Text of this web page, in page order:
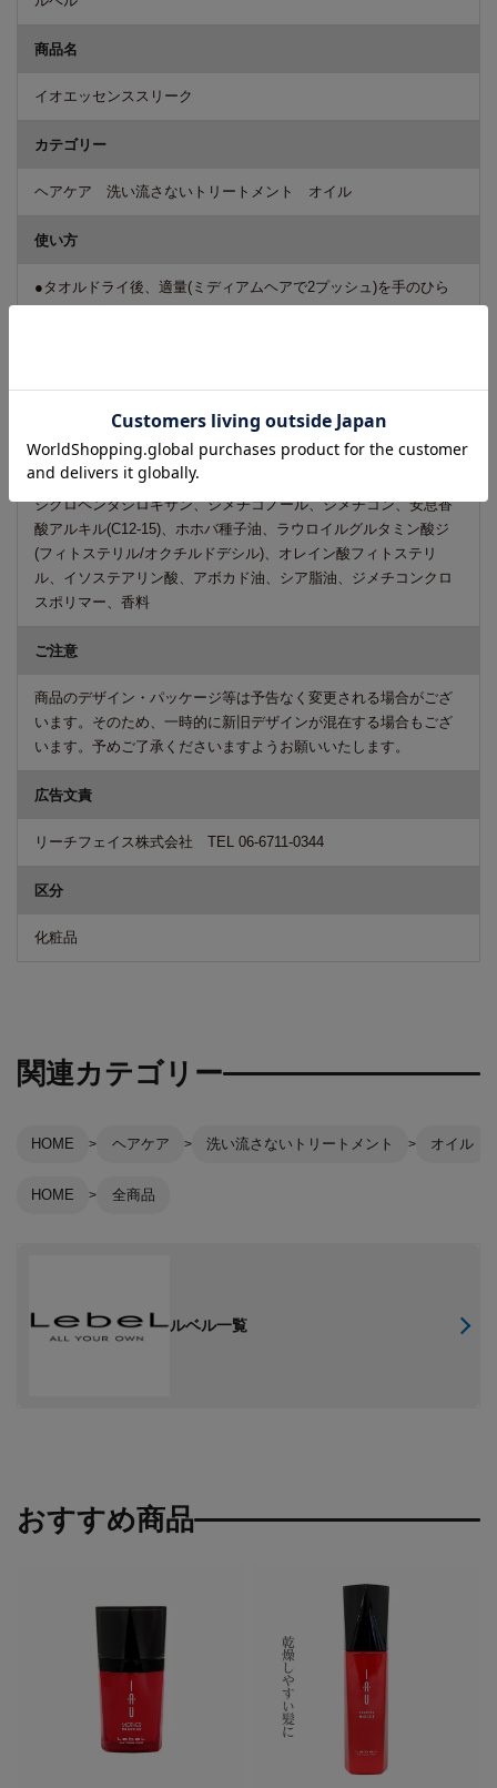
商品名
イオエッセンススリーク
カテゴリー
ヘアケア 洗い流さないトリートメント オイル
使い方
●タオルドライ後、適量(ミディアムヘアで2プッシュ)を手のひら
成分
シクロペンタシロキサン、ジメチコノール、ジメチコン、安息香
酸アルキル(C12-15)、ホホバ種子油、ラウロイルグルタミン酸ジ
(フィトステリル/オクチルドデシル)、オレイン酸フィトステリ
ル、イソステアリン酸、アボカド油、シア脂油、ジメチコンクロ
スポリマー、香料
ご注意
商品のデザイン・パッケージ等は予告なく変更される場合がござ
います。そのため、一時的に新旧デザインが混在する場合もござ
います。予めご了承くださいますようお願いいたします。
広告文責
リーチフェイス株式会社 TEL 06-6711-0344
区分
化粧品
関連カテゴリー
HOME ヘアケア 洗い流さないトリートメント オイル
HOME 全商品
ルベル一覧
おすすめ商品